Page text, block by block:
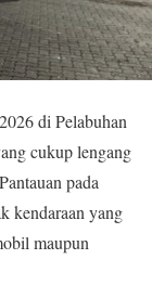
di Pelabuhan
cukup lengang
pada
kendaraan yang
maupun